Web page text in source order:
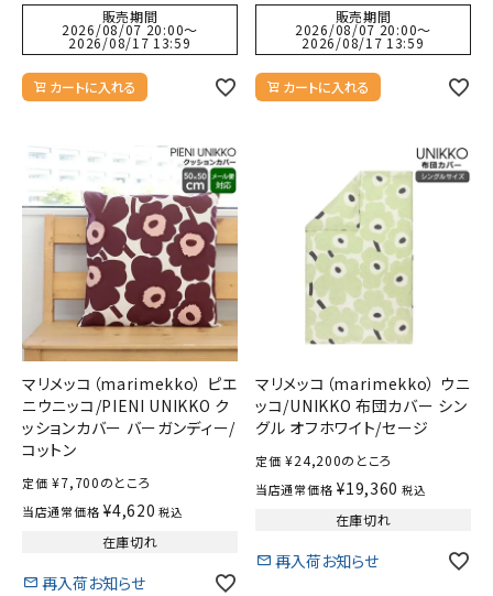
販売期間
2026/08/07 20:00〜
2026/08/17 13:59
カートに入れる
販売期間
2026/08/07 20:00〜
2026/08/17 13:59
カートに入れる
マリメッコ（marimekko） ピエ
ニウニッコ/PIENI UNIKKO ク
ッションカバー バーガンディー/
コットン
定価 ¥7,700のところ
当店通常価格 ¥4,620 税込
在庫切れ
再入荷お知らせ
マリメッコ（marimekko） ウニ
ッコ/UNIKKO 布団カバー シン
グル オフホワイト/セージ
定価 ¥24,200のところ
当店通常価格 ¥19,360 税込
在庫切れ
再入荷お知らせ